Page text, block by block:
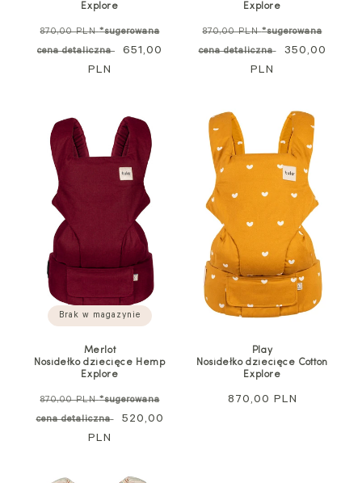
Explore
Cena
standardowa
870,00 PLN*sugerowana
cena detaliczna
Cena
651,00
PLN
Explore
Cena
standardowa
870,00 PLN*sugerowana
cena detaliczna
Cena
350,00
PLN
Brak w magazynie
Merlot
Nosidełko dziecięce Hemp
Explore
Cena
standardowa
870,00 PLN*sugerowana
cena detaliczna
Cena
520,00
PLN
Play
Nosidełko dziecięce Cotton
Explore
Cena
870,00 PLN